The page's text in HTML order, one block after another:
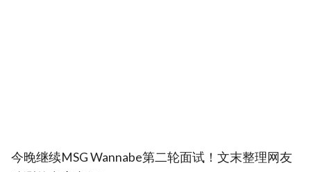
今晚继续MSG Wannabe第二轮面试！文末整理网友